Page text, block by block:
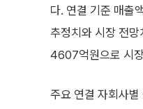
다. 연결 기준 매출
추정치와 시장 전
4607억원으로 시
주요 연결 자회사